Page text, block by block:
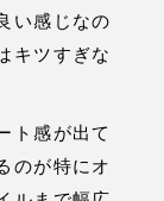
い感じなの
キツすぎな
ト感が出て
のが特にオ